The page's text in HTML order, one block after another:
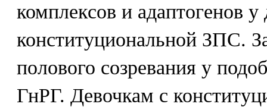
комплексов и адаптогенов у
конституциональной ЗПС.
полового созревания у
ГнРГ. Девочкам с